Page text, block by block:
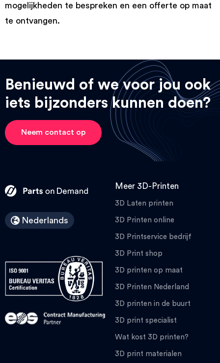
mogelijkheden te bespreken en een offerte op maat
te ontvangen.
Benieuwd of we voor jou ook
iets bijzonders kunnen doen?
Neem contact op
Nederlands
Meer 3D-Printen
3D Laten printen
3D Printen online
3D Printservice bedrijf
3D Print shop
3D printen op maat
3D Printen Nederland
3D printen in de buurt
3D print specialist
Wat kost 3D printen?
3D print materialen